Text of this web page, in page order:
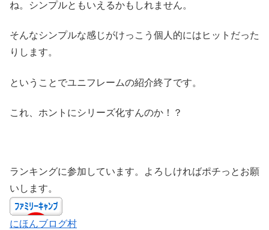
ね。シンプルともいえるかもしれません。
そんなシンプルな感じがけっこう個人的にはヒットだった
りします。
ということでユニフレームの紹介終了です。
これ、ホントにシリーズ化すんのか！？
ランキングに参加しています。よろしければポチっとお願
いします。
にほんブログ村